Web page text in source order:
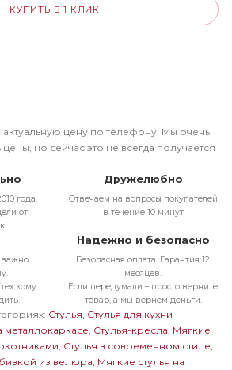
КУПИТЬ В 1 КЛИК
актуальную цену по телефону! Мы очень
но сейчас это не всегда получается
года.
от
Дружелюбно
Отвечаем на вопросы покупателей
в течение 10 минут
важно
кому
Надежно и безопасно
Безопасная оплата. Гарантия 12
месяцев.
Если передумали – просто верните
товар, а мы вернем деньги.
Стулья Стулья для кухни
металлокаркасе Стулья-кресла Мягкие
Стулья в современном стиле
из велюра Мягкие стулья на